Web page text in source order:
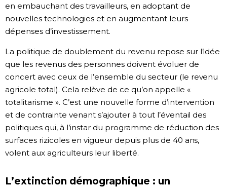
en embauchant des travailleurs, en adoptant de
nouvelles technologies et en augmentant leurs
dépenses d’investissement.
La politique de doublement du revenu repose sur l’idée
que les revenus des personnes doivent évoluer de
concert avec ceux de l’ensemble du secteur (le revenu
agricole total). Cela relève de ce qu’on appelle «
totalitarisme ». C’est une nouvelle forme d’intervention
et de contrainte venant s’ajouter à tout l’éventail des
politiques qui, à l’instar du programme de réduction des
surfaces rizicoles en vigueur depuis plus de 40 ans,
volent aux agriculteurs leur liberté.
L’extinction démographique : un